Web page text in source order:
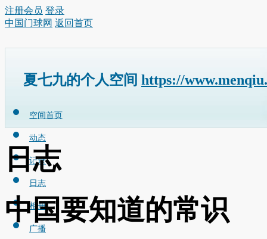
注册会员 登录
中国门球网 返回首页
夏七九的个人空间 https://
空间首页
动态
记录
日志
相册
广播
日志
中国要知道的常识